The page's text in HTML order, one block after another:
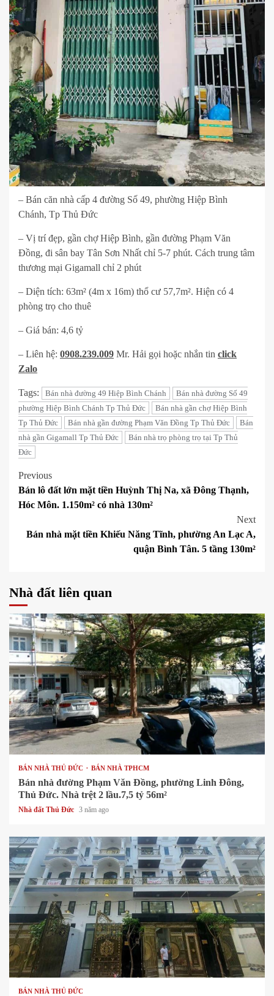
– Bán căn nhà cấp 4 đường Số 49, phường Hiệp Bình
Chánh, Tp Thủ Đức
– Vị trí đẹp, gần chợ Hiệp Bình, gần đường Phạm Văn
Đồng, đi sân bay Tân Sơn Nhất chỉ 5-7 phút. Cách trung tâm
thương mại Gigamall chỉ 2 phút
– Diện tích: 63m² (4m x 16m) thổ cư 57,7m². Hiện có 4
phòng trọ cho thuê
– Giá bán: 4,6 tỷ
– Liên hệ: 0908.239.009 Mr. Hải gọi hoặc nhắn tin click
Zalo
Tags: Bán nhà đường 49 Hiệp Bình Chánh
Bán nhà đường Số 49
phường Hiệp Bình Chánh Tp Thủ Đức
Bán nhà gần chợ Hiệp Bình
Tp Thủ Đức
Bán nhà gần đường Phạm Văn Đồng Tp Thủ Đức
Bán
nhà gần Gigamall Tp Thủ Đức
Bán nhà trọ phòng trọ tại Tp Thủ
Đức
Post
navigation
Previous
Bán lô đất lớn mặt tiền Huỳnh Thị Na, xã Đông Thạnh,
Hóc Môn. 1.150m² có nhà 130m²
Next
Bán nhà mặt tiền Khiếu Năng Tĩnh, phường An Lạc A,
quận Bình Tân. 5 tầng 130m²
Nhà đất liên quan
1 min read
BÁN NHÀ THỦ ĐỨC BÁN NHÀ TPHCM
Bán nhà đường Phạm Văn Đồng, phường Linh Đông,
Thủ Đức. Nhà trệt 2 lầu.7,5 tỷ 56m²
Nhà đất Thủ Đức 3 năm ago
1 min read
BÁN NHÀ THỦ ĐỨC